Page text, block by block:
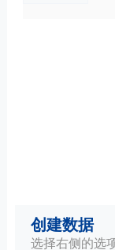
创建数据
选择右侧的选